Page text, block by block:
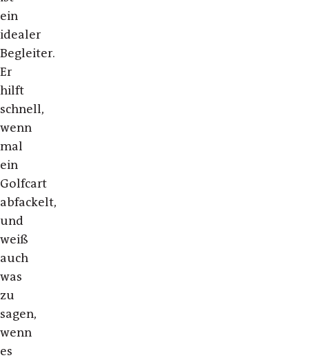
ein
idealer
Begleiter.
Er
hilft
schnell,
wenn
mal
ein
Golfcart
abfackelt,
und
weiß
auch
was
zu
sagen,
wenn
es